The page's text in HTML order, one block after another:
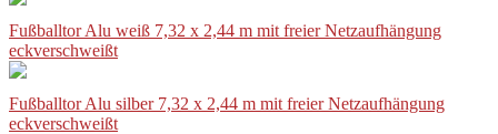
Fußballtor Alu weiß 7,32 x 2,44 m mit freier Netzaufhängung
eckverschweißt
Fußballtor Alu silber 7,32 x 2,44 m mit freier Netzaufhängung
eckverschweißt